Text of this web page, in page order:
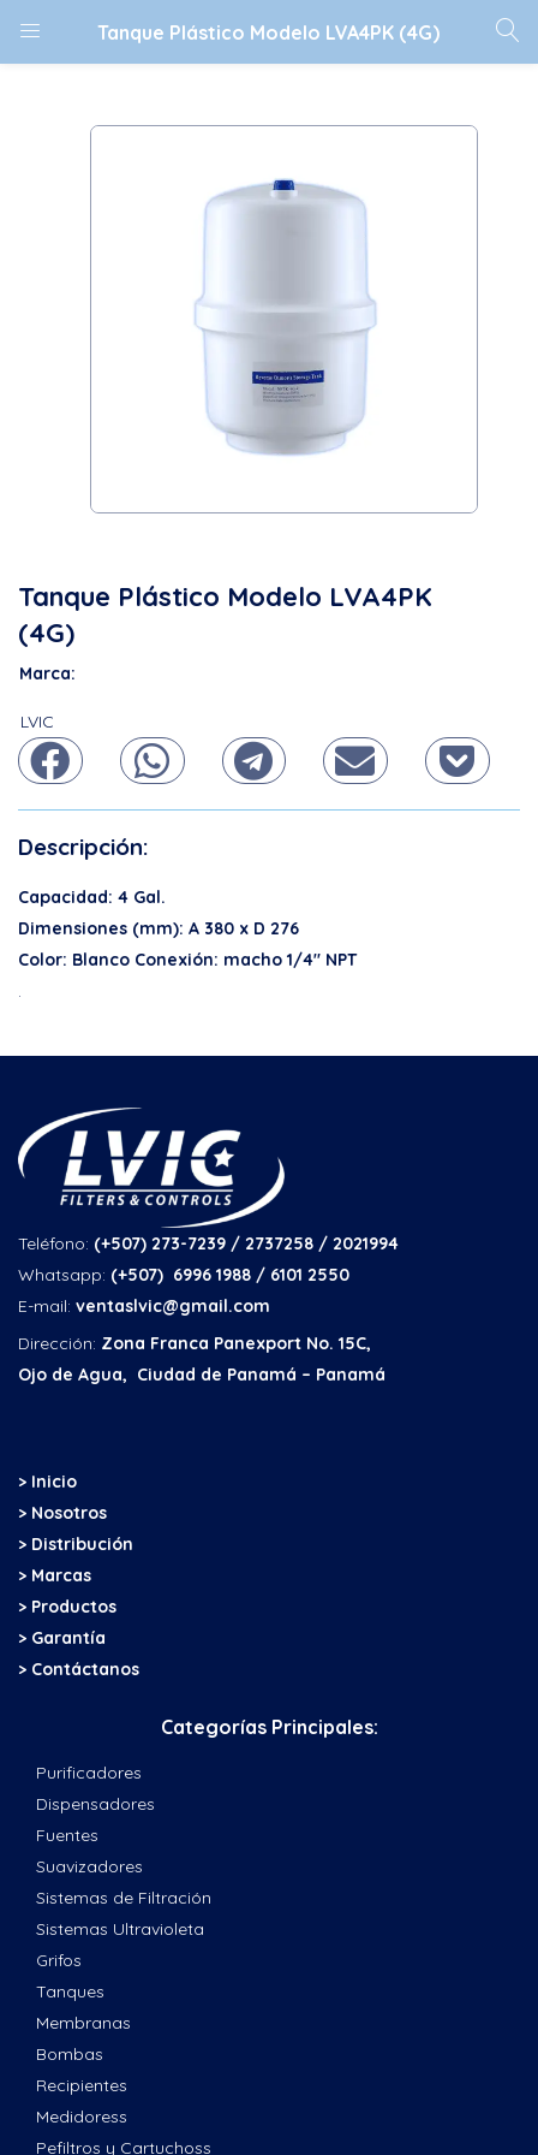
Tanque Plástico Modelo LVA4PK (4G)
Tanque Plástico Modelo LVA4PK
(4G)
Marca:
LVIC
Descripción:
Capacidad: 4 Gal.
Dimensiones (mm): A 380 x D 276
Color: Blanco Conexión: macho 1/4″ NPT
.
Teléfono: (+507) 273-7239 / 2737258 / 2021994
Whatsapp: (+507) 6996 1988 / 6101 2550
E-mail: ventaslvic@gmail.com
Dirección: Zona Franca Panexport No. 15C,
Ojo de Agua, Ciudad de Panamá – Panamá
> Inicio
> Nosotros
> Distribución
> Marcas
> Productos
> Garantía
> Contáctanos
Categorías Principales:
Purificadores
Dispensadores
Fuentes
Suavizadores
Sistemas de Filtración
Sistemas Ultravioleta
Grifos
Tanques
Membranas
Bombas
Recipientes
Medidoress
Pefiltros y Cartuchoss